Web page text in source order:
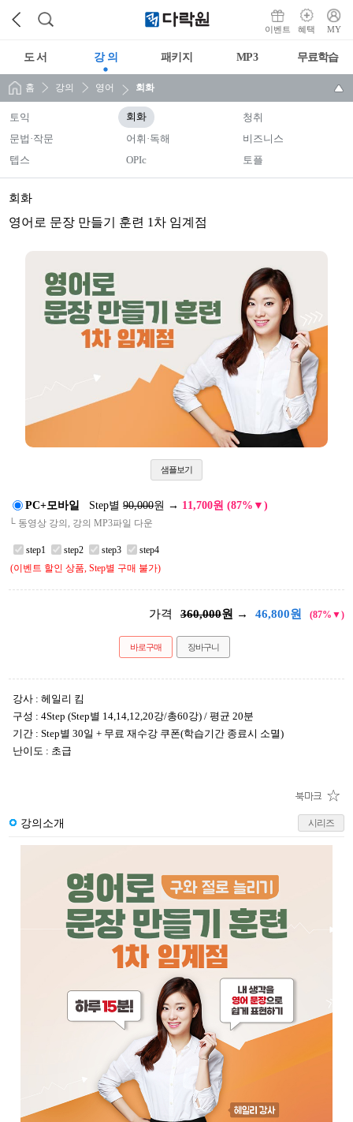
이벤트 혜택 MY
도 서 강 의 패키지 MP3 무료학습
홈 강의 영어 회화
토익 회화
청취
문법·작문
어휘·독해
비즈니스
텝스
OPIc 토플
회화
영어로 문장 만들기 훈련 1차 임계점
샘플보기
PC+모바일 Step별 90,000원 → 11,700원 (87%▼)
└ 동영상 강의, 강의 MP3파일 다운
step1 step2 step3
step4
(이벤트 할인 상품, Step별 구매 불가)
가격 360,000원 → 46,800원 (87%▼)
바로구매 장바구니
강사 : 헤일리 킴
구성 : 4Step (Step별 14,14,12,20강/총60강) / 평균 20분
기간 : Step별 30일 + 무료 재수강 쿠폰(학습기간 종료시 소멸)
난이도 : 초급
강의소개 시리즈